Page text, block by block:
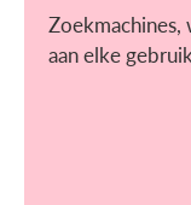
Zoekmachines,
aan elke